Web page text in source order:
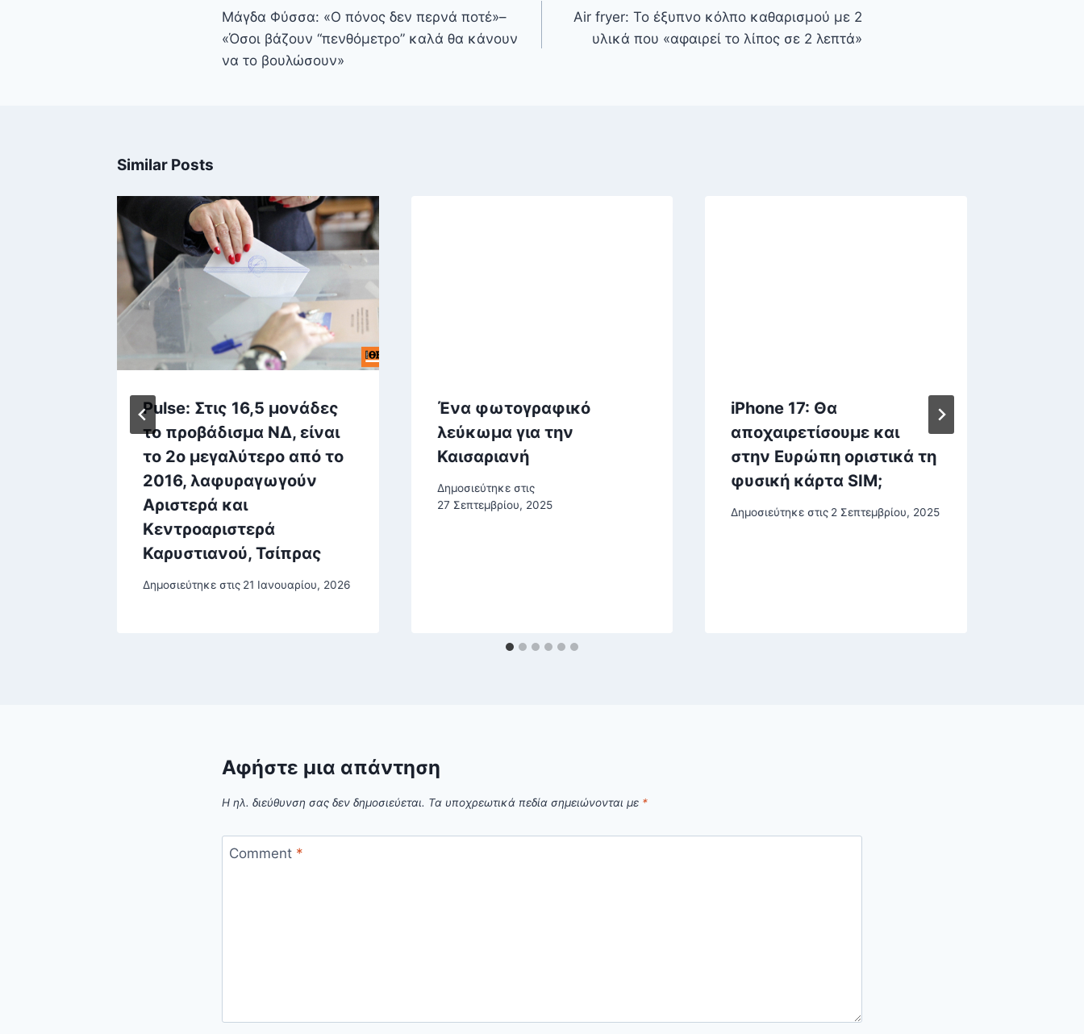
άρθρων
Μάγδα Φύσσα: «Ο πόνος δεν περνά ποτέ»–
«Όσοι βάζουν “πενθόμετρο” καλά θα κάνουν
να το βουλώσουν»
Air fryer: Το έξυπνο κόλπο καθαρισμού με 2
υλικά που «αφαιρεί το λίπος σε 2 λεπτά»
Similar Posts
Pulse: Στις 16,5 μονάδες
το προβάδισμα ΝΔ, είναι
το 2ο μεγαλύτερο από το
2016, λαφυραγωγούν
Αριστερά και
Κεντροαριστερά
Καρυστιανού, Τσίπρας
Δημοσιεύτηκε στις 21 Ιανουαρίου, 2026
Ένα φωτογραφικό
λεύκωμα για την
Καισαριανή
Δημοσιεύτηκε στις
27 Σεπτεμβρίου, 2025
iPhone 17: Θα
αποχαιρετίσουμε και
στην Ευρώπη οριστικά τη
φυσική κάρτα SIM;
Δημοσιεύτηκε στις 2 Σεπτεμβρίου, 2025
Αφήστε μια απάντηση
Η ηλ. διεύθυνση σας δεν δημοσιεύεται. Τα υποχρεωτικά πεδία σημειώνονται με *
Comment *